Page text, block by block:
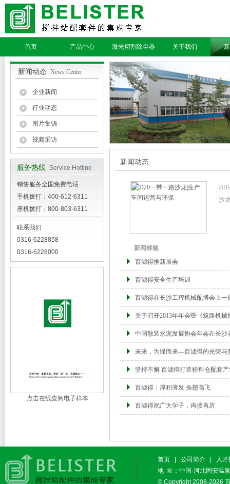
首页 产品中心 激光切割除尘器 关于我们
新闻动态 News Center
企业新闻
行业动态
图片集锦
视频采访
服务热线 Service Hotline
销售服务全国免费电话
手机拨打：400-612-6311
座机拨打：800-803-6311
联系我们
0316-6228858
0316-6228000
点击在线查阅电子样本
新闻动态
沙
新闻标题
百滤得推新展会
百滤得安全生产培训
百滤得在长沙工程机械配博会上一
关于召开2013年年会暨《筑路机
中国散装水泥发展协会年会在长沙
未来，为绿而来—百滤得的光荣与
坚持不懈 百滤得打造粉料仓配套
百滤得：厚积薄发 振翅高飞
百滤得祝广大学子，再接再厉
首页 公司简介
人
地 址：中国·河北固安温
© Copyright 2008-2026